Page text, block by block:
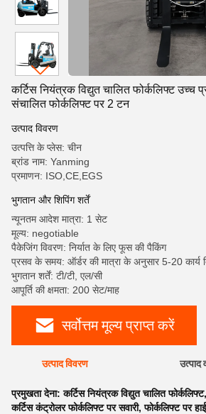
कर्टिस नियंत्रक विद्युत चालित फोर्कलिफ्ट उच्च
संचालित फोर्कलिफ्ट पर 2 टन
उत्पाद विवरण
उत्पत्ति के प्लेस: चीन
ब्रांड नाम: Yanming
प्रमाणन: ISO,CE,EGS
भुगतान और शिपिंग शर्तें
न्यूनतम आदेश मात्रा: 1 सेट
मूल्य: negotiable
पैकेजिंग विवरण: निर्यात के लिए फूस की पैकिंग
प्रसव के समय: ऑर्डर की मात्रा के अनुसार 5-20 कार्य
भुगतान शर्तें: टी/टी, एल/सी
आपूर्ति की क्षमता: 200 सेट/माह
सर्वोत्तम मूल्य प्राप्त करें
उत्पाद विवरण उत्पाद
प्रमुखता देना:कर्टिस नियंत्रक विद्युत चालित फोर्कलिफ्ट,
कर्टिस कंट्रोलर फोर्कलिफ्ट पर सवारी,फोर्कलिफ्ट पर